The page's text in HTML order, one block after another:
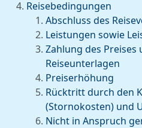
Reisebedingungen
Abschluss des
Leistungen sowie
Zahlung des
Reiseunterlagen
Preiserhöhung
Rücktritt durch den
(Stornokosten) und
Nicht in Anspruch